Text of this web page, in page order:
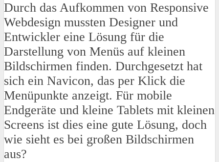
Durch das Aufkommen von Responsive
Webdesign mussten Designer und
Entwickler eine Lösung für die
Darstellung von Menüs auf kleinen
Bildschirmen finden. Durchgesetzt hat
sich ein Navicon, das per Klick die
Menüpunkte anzeigt. Für mobile
Endgeräte und kleine Tablets mit kleinen
Screens ist dies eine gute Lösung, doch
wie sieht es bei großen Bildschirmen
aus?